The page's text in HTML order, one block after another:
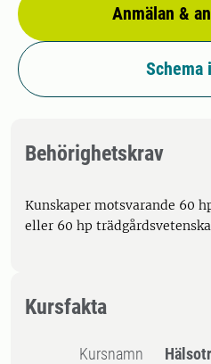
Anmälan &
Schema
Behörighetskrav
Kunskaper motsvarande 60
eller 60 hp
Kursfakta
Kursnamn